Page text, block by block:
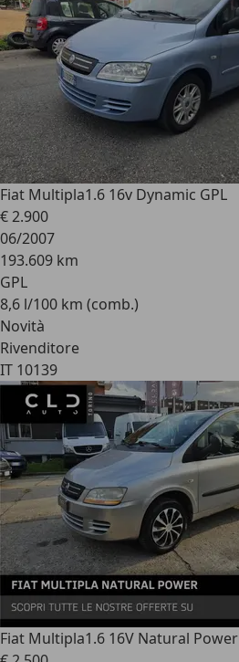
Fiat Multipla1.6 16v Dynamic GPL
€ 2.900
06/2007
193.609 km
GPL
8,6 l/100 km (comb.)
Novità
Rivenditore
IT 10139
Fiat Multipla1.6 16V Natural Power